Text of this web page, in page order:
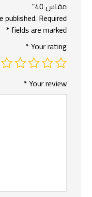
مقاس 40”
published. Required
fields are marked
*
Your rating
*
Your review
*